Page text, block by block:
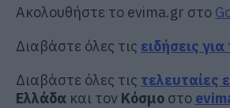
Ακολουθήστε το evima.gr στο
Διαβάστε όλες τις ειδήσεις
Διαβάστε όλες τις τελευταίες
Ελλάδα και τον Κόσμο στο